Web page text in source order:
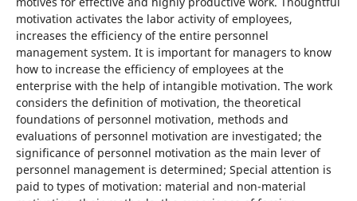
motivation activates the labor activity of employees,
increases the efficiency of the entire personnel
management system. It is important for managers to know
how to increase the efficiency of employees at the
enterprise with the help of intangible motivation. The work
considers the definition of motivation, the theoretical
foundations of personnel motivation, methods and
evaluations of personnel motivation are investigated; the
significance of personnel motivation as the main lever of
personnel management is determined; Special attention is
paid to types of motivation: material and non-material